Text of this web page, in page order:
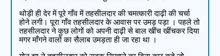
थोड़ी ही देर में पूरे गाँव में तहसीलदार की चमत्कारी दाढ़ी की चर्चा
होने लगी। पूरा गाँव तहसीलदार के आवास पर उमड़ पड़ा । पहले तो
तहसीलदार ने कुछ लोगों को अपनी दाढ़ी से बाल खींच खींचकर दिया
मगर माँगने वालों का सैलाब उमड़ता ही जा रहा था ।